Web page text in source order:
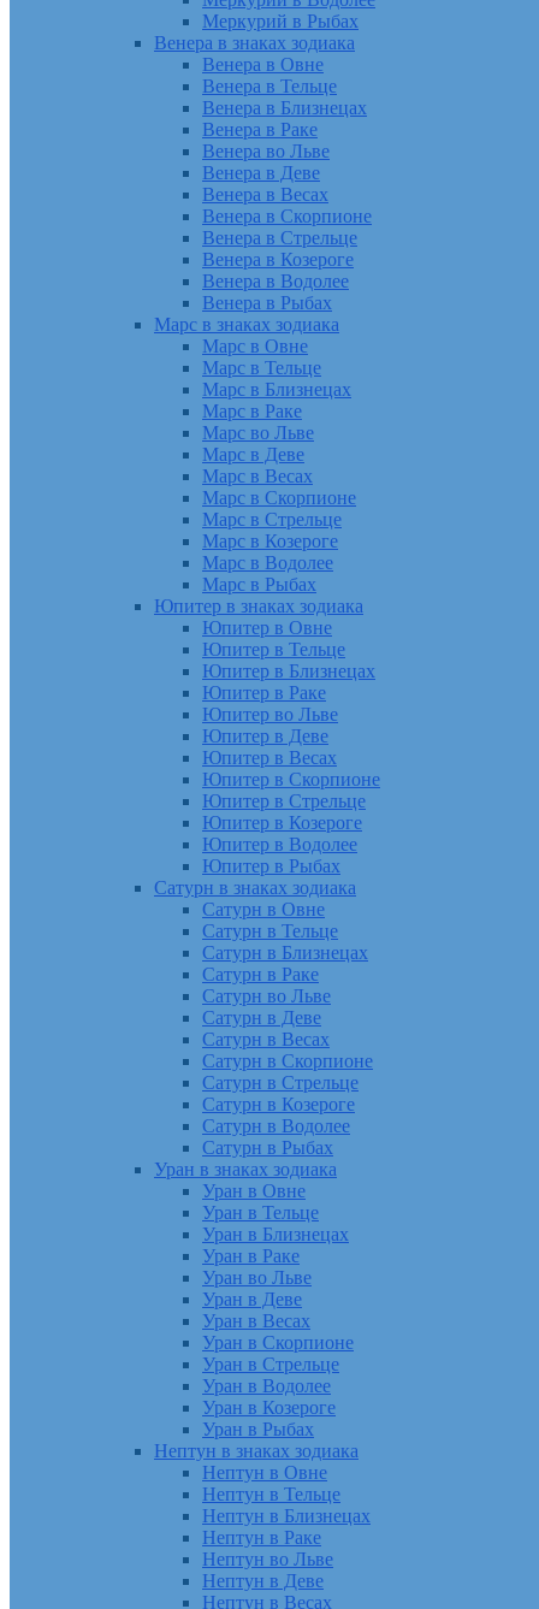
Меркурий в Рыбах
Венера в знаках зодиака
Венера в Овне
Венера в Тельце
Венера в Близнецах
Венера в Раке
Венера во Льве
Венера в Деве
Венера в Весах
Венера в Скорпионе
Венера в Стрельце
Венера в Козероге
Венера в Водолее
Венера в Рыбах
Марс в знаках зодиака
Марс в Овне
Марс в Тельце
Марс в Близнецах
Марс в Раке
Марс во Льве
Марс в Деве
Марс в Весах
Марс в Скорпионе
Марс в Стрельце
Марс в Козероге
Марс в Водолее
Марс в Рыбах
Юпитер в знаках зодиака
Юпитер в Овне
Юпитер в Тельце
Юпитер в Близнецах
Юпитер в Раке
Юпитер во Льве
Юпитер в Деве
Юпитер в Весах
Юпитер в Скорпионе
Юпитер в Стрельце
Юпитер в Козероге
Юпитер в Водолее
Юпитер в Рыбах
Сатурн в знаках зодиака
Сатурн в Овне
Сатурн в Тельце
Сатурн в Близнецах
Сатурн в Раке
Сатурн во Льве
Сатурн в Деве
Сатурн в Весах
Сатурн в Скорпионе
Сатурн в Стрельце
Сатурн в Козероге
Сатурн в Водолее
Сатурн в Рыбах
Уран в знаках зодиака
Уран в Овне
Уран в Тельце
Уран в Близнецах
Уран в Раке
Уран во Льве
Уран в Деве
Уран в Весах
Уран в Скорпионе
Уран в Стрельце
Уран в Водолее
Уран в Козероге
Уран в Рыбах
Нептун в знаках зодиака
Нептун в Овне
Нептун в Тельце
Нептун в Близнецах
Нептун в Раке
Нептун во Льве
Нептун в Деве
Нептун в Весах